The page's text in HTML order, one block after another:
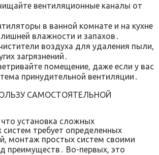
вентиляционные каналы от
в ванной комнате и на кухне
влажности и запахов․
воздуха для удаления пыли,
загрязнений․
помещение, даже если у вас
принудительной вентиляции․
САМОСТОЯТЕЛЬНОЙ
установка сложных
требует определенных
монтаж простых систем своими
преимуществ․ Во-первых, это